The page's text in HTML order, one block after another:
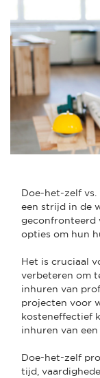
Doe-het-zelf
een strijd in de
geconfronteerd
opties om hun
Het is cruciaal
verbeteren om
inhuren van
projecten voor
kosteneffectief
inhuren van
Doe-het-zelf
tijd,